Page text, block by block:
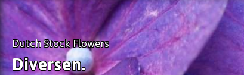
Dutch Stock Flowers
Diversen.